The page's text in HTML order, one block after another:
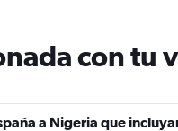
con tu
a Nigeria que